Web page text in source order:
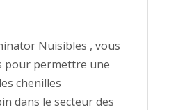
Nuisibles , vous
pour permettre une
chenilles
dans le secteur des